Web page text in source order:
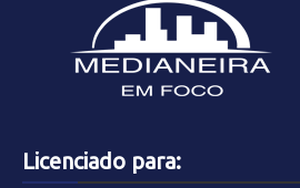
Licenciado para: